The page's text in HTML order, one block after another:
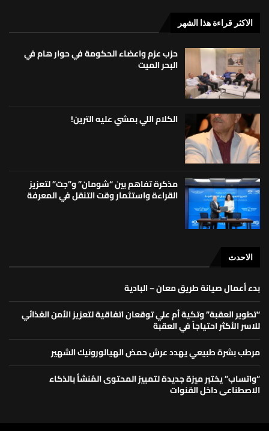
الاكثر قراءة هذا الشهر
حزب عزم واعضاء الحكومة في حوار هام في
البحر الميت
الكلام اللي بمشي عليه الترين!
مذكرة تفاهم بين “شومان” و”جت” لتعزيز
القراءة واستثمار وقت التنقل في المعرفة
الاحدث
بدء أعمال صيانة طريق معان – البادية
“تطوير العقبة” وتكية أم علي توقعان اتفاقية لتعزيز الأمن الغذائي
للاسر الأكثر احتياجاً في العقبة
مرطب بشرة طبيعي يهدد عرش حمض الهيالورونيك الشهير
“واتساب” يختبر ميزة جديدة لتمييز المحتوى المُنشأ بالذكاء
الاصطناعي داخل القنوات